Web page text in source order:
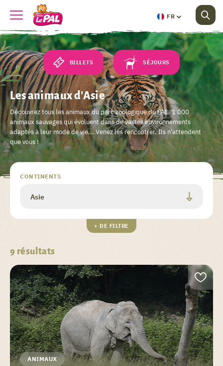
FR
BILLETS SÉJOURS
Les animaux d'Asie
Découvrez tous les animaux du parc zoologique du PAL, 1 000
animaux sauvages qui évoluent dans de vastes environnements
adaptés à leur mode de vie... Venez les rencontrer. Ils n'attendent
que vous !
CONTINENTS
Valider
+ DE FILTRE
9 résultats
ANIMAUX